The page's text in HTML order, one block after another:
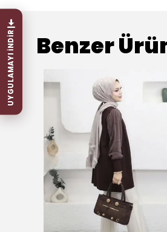
UYGULAMAYI İNDİR Benzer